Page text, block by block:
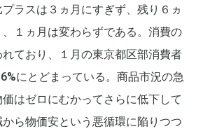
ラスは３ヵ月にすぎず、残り６ヵ
１ヵ月は変わらずである。消費の
ており、１月の東京都区部消費者
にとどまっている。商品市況の急
はゼロにむかってさらに低下して
ら物価安という悪循環に陥りつつ